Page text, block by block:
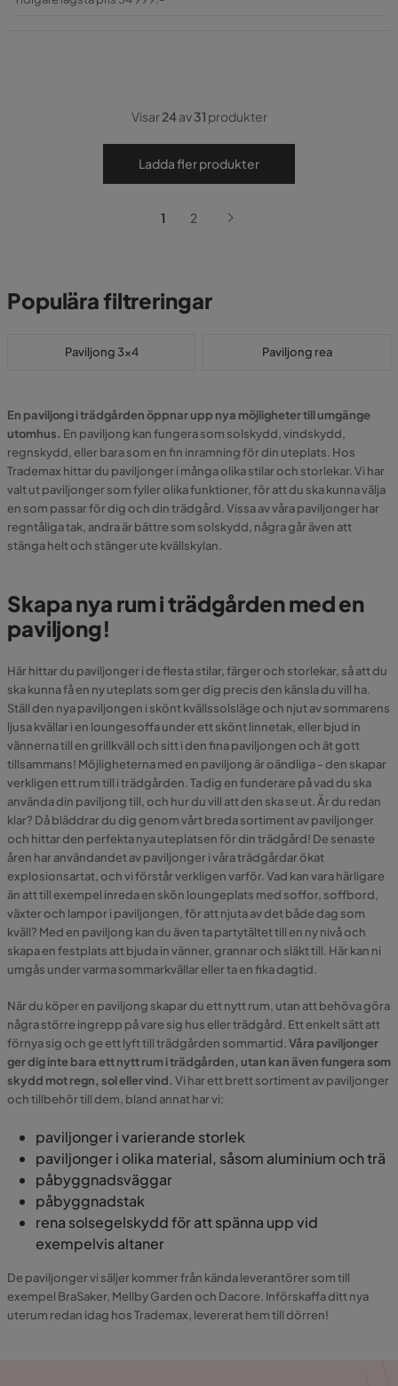
Visar24av31 produkter
Ladda fler produkter
1 2
Populära filtreringar
Paviljong 3x4 Paviljong rea
En paviljong i trädgården öppnar upp nya möjligheter till umgänge
utomhus. En paviljong kan fungera som solskydd, vindskydd,
regnskydd, eller bara som en fin inramning för din uteplats. Hos
Trademax hittar du paviljonger i många olika stilar och storlekar.Vi har
valt ut paviljonger som fyller olika funktioner, för att du ska kunna välja
en som passar för dig och din trädgård. Vissa av våra paviljonger har
regntåliga tak, andra är bättre som solskydd, några går även att
stänga helt och stänger ute kvällskylan.
Skapa nya rum i trädgården med en
paviljong!
Här hittar du paviljonger i de flesta stilar, färger och storlekar, så att du
ska kunna få en ny uteplats som ger dig precis den känsla du vill ha.
Ställ den nya paviljongen i skönt kvällssolsläge och njut av sommarens
ljusa kvällar i en loungesoffa under ett skönt linnetak, eller bjud in
vännerna till en grillkväll och sitt i den fina paviljongen och ät gott
tillsammans! Möjligheterna med en paviljong är oändliga - den skapar
verkligen ett rum till i trädgården. Ta dig en funderare på vad du ska
använda din paviljong till, och hur du vill att den ska se ut. Är du redan
klar? Då bläddrar du dig genom vårt breda sortiment av paviljonger
och hittar den perfekta nya uteplatsen för din trädgård! De senaste
åren har användandet av paviljonger i våra trädgårdar ökat
explosionsartat, och vi förstår verkligen varför. Vad kan vara härligare
än att till exempel inreda en skön loungeplats med soffor, soffbord,
växter och lampor i paviljongen, för att njuta av det både dag som
kväll? Med en paviljong kan du även ta partytältet till en ny nivå och
skapa en festplats att bjuda in vänner, grannar och släkt till. Här kan ni
umgås under varma sommarkvällar eller ta en fika dagtid.
När du köper en paviljong skapar du ett nytt rum, utan att behöva göra
några större ingrepp på vare sig hus eller trädgård. Ett enkelt sätt att
förnya sig och ge ett lyft till trädgården sommartid.Våra paviljonger
ger dig inte bara ett nytt rum i trädgården, utan kan även fungera som
skydd mot regn, sol eller vind. Vi har ett brett sortiment av paviljonger
och tillbehör till dem, bland annat har vi:
paviljonger i varierande storlek
paviljonger i olika material, såsom aluminium och trä
påbyggnadsväggar
påbyggnadstak
rena solsegelskydd för att spänna upp vid
exempelvis altaner
De paviljonger vi säljer kommer från kända leverantörer som till
exempel BraSaker, Mellby Garden och Dacore. Införskaffa ditt nya
uterum redan idag hos Trademax, levererat hem till dörren!